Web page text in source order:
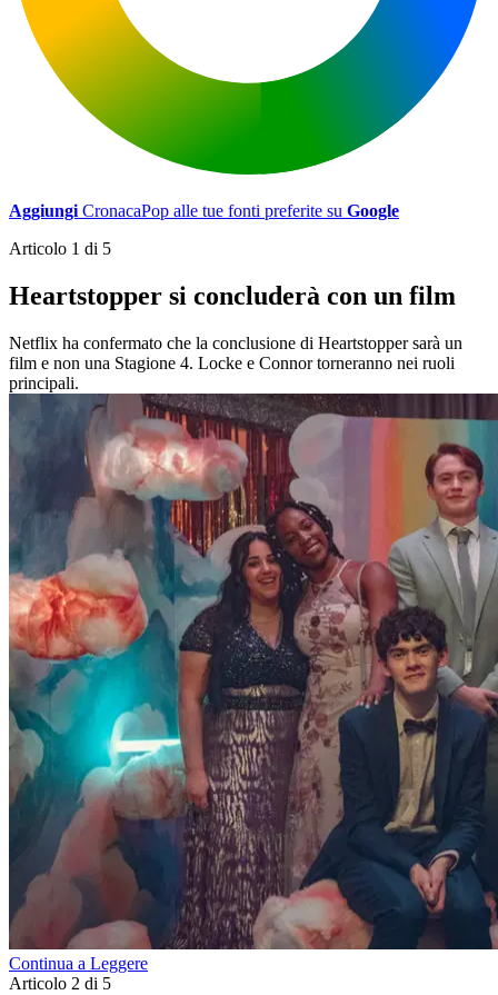
AggiungiCronacaPop alle tue fonti preferite su Google
Articolo 1 di 5
Heartstopper si concluderà con un film
Netflix ha confermato che la conclusione di Heartstopper sarà un
film e non una Stagione 4. Locke e Connor torneranno nei ruoli
principali.
Continua a Leggere
Articolo 2 di 5